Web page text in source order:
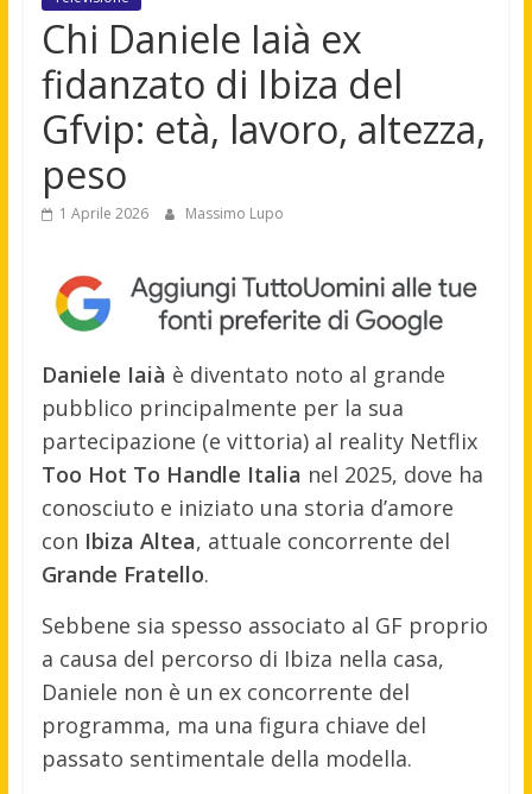
Chi Daniele Iaià ex
fidanzato di Ibiza del
Gfvip: età, lavoro, altezza,
peso
1 Aprile 2026 Massimo Lupo
Daniele Iaià è diventato noto al grande
pubblico principalmente per la sua
partecipazione (e vittoria) al reality Netflix
Too Hot To Handle Italia nel 2025, dove ha
conosciuto e iniziato una storia d’amore
con Ibiza Altea, attuale concorrente del
Grande Fratello.
Sebbene sia spesso associato al GF proprio
a causa del percorso di Ibiza nella casa,
Daniele non è un ex concorrente del
programma, ma una figura chiave del
passato sentimentale della modella.